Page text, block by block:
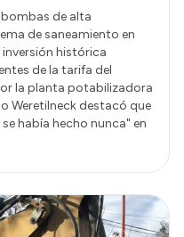
de alta
de saneamiento en
histórica
de la tarifa del
la planta potabilizadora
Weretilneck destacó que
había hecho nunca" en